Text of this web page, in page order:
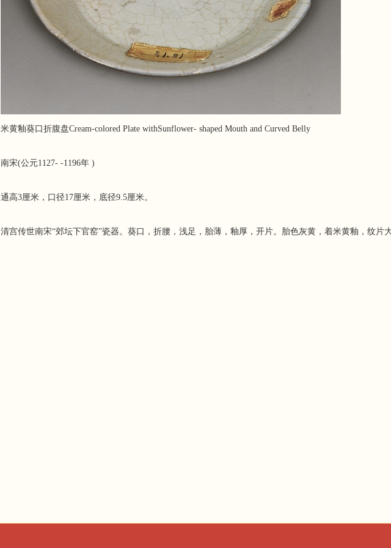
米黄釉葵口折腹盘Cream-colored Plate withSunflower- shaped Mouth and Curved Belly
南宋(公元1127- -1196年 )
通高3厘米，口径17厘米，底径9.5厘米。
清宫传世南宋“郊坛下官窑”瓷器。葵口，折腰，浅足，胎薄，釉厚，开片。胎色灰黄，着米黄釉，纹片